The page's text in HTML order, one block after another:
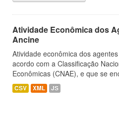
Atividade Econômica dos
Ancine
Atividade econômica dos
acordo com a Classificação
Econômicas (CNAE), e que se
CSV XML JS